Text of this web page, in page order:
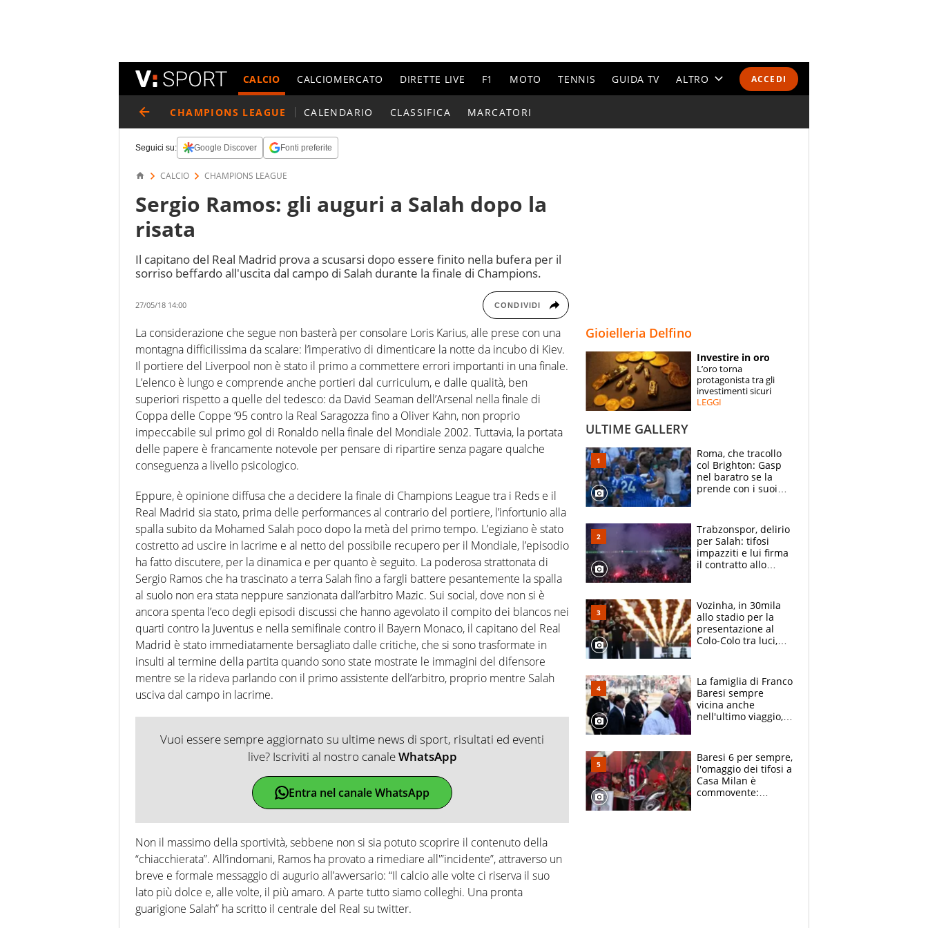
ACCEDI
CALCIO CALCIOMERCATO DIRETTE LIVE F1 MOTO TENNIS GUIDA TV ALTRO
ESPERTI
CONTATTI
CHAMPIONS LEAGUE CALENDARIO CLASSIFICA MARCATORI
Seguici su: Google Discover Fonti preferite
CALCIO CHAMPIONS LEAGUE
Sergio Ramos: gli auguri a Salah dopo la
risata
Il capitano del Real Madrid prova a scusarsi dopo essere finito nella bufera per il
sorriso beffardo all'uscita dal campo di Salah durante la finale di Champions.
27/05/18 14:00 CONDIVIDI
La considerazione che segue non basterà per consolare Loris Karius, alle prese con una
montagna difficilissima da scalare: l’imperativo di dimenticare la notte da incubo di Kiev.
Il portiere del Liverpool non è stato il primo a commettere errori importanti in una finale.
L’elenco è lungo e comprende anche portieri dal curriculum, e dalle qualità, ben
superiori rispetto a quelle del tedesco: da David Seaman dell’Arsenal nella finale di
Coppa delle Coppe ’95 contro la Real Saragozza fino a Oliver Kahn, non proprio
impeccabile sul primo gol di Ronaldo nella finale del Mondiale 2002. Tuttavia, la portata
delle papere è francamente notevole per pensare di ripartire senza pagare qualche
conseguenza a livello psicologico.
Eppure, è opinione diffusa che a decidere la finale di Champions League tra i Reds e il
Real Madrid sia stato, prima delle performances al contrario del portiere, l’infortunio alla
spalla subito da Mohamed Salah poco dopo la metà del primo tempo. L’egiziano è stato
costretto ad uscire in lacrime e al netto del possibile recupero per il Mondiale, l’episodio
ha fatto discutere, per la dinamica e per quanto è seguito. La poderosa strattonata di
Sergio Ramos che ha trascinato a terra Salah fino a fargli battere pesantemente la spalla
al suolo non era stata neppure sanzionata dall’arbitro Mazic. Sui social, dove non si è
ancora spenta l’eco degli episodi discussi che hanno agevolato il compito dei blancos nei
quarti contro la Juventus e nella semifinale contro il Bayern Monaco, il capitano del Real
Madrid è stato immediatamente bersagliato dalle critiche, che si sono trasformate in
insulti al termine della partita quando sono state mostrate le immagini del difensore
mentre se la rideva parlando con il primo assistente dell’arbitro, proprio mentre Salah
usciva dal campo in lacrime.
Vuoi essere sempre aggiornato su ultime news di sport, risultati ed eventi
live? Iscriviti al nostro canaleWhatsApp
Entra nel canale WhatsApp
Non il massimo della sportività, sebbene non si sia potuto scoprire il contenuto della
“chiacchierata”. All’indomani, Ramos ha provato a rimediare all'”incidente”, attraverso un
breve e formale messaggio di augurio all’avversario: “Il calcio alle volte ci riserva il suo
lato più dolce e, alle volte, il più amaro. A parte tutto siamo colleghi. Una pronta
guarigione Salah” ha scritto il centrale del Real su twitter.
Gioielleria Delfino
Investire in oro
L’oro torna
protagonista tra gli
investimenti sicuri
LEGGI
ULTIME GALLERY
Roma, che tracollo
col Brighton: Gasp
nel baratro se la
prende con i suoi
Trabzonspor, delirio
per Salah: tifosi
impazziti e lui firma
il contratto allo
Vozinha, in 30mila
allo stadio per la
presentazione al
Colo-Colo tra luci,
La famiglia di Franco
Baresi sempre
vicina anche
nell'ultimo viaggio,
circondati
dall'affetto dei tifosi
Baresi 6 per sempre,
l'omaggio dei tifosi a
Casa Milan è
commovente: